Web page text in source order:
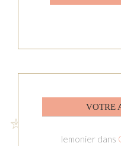
VOTRE
lemonier dans